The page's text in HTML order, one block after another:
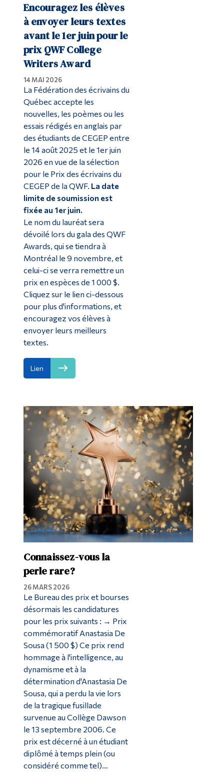
Encouragez les élèves
à envoyer leurs textes
avant le 1er juin pour le
prix QWF College
Writers Award
14 MAI 2026
La Fédération des écrivains du
Québec accepte les
nouvelles, les poèmes ou les
essais rédigés en anglais par
des étudiants de CEGEP entre
le 14 août 2025 et le 1er juin
2026 en vue de la sélection
pour le Prix des écrivains du
CEGEP de la QWF. La date
limite de soumission est
fixée au 1er juin.
Le nom du lauréat sera
dévoilé lors du gala des QWF
Awards, qui se tiendra à
Montréal le 9 novembre, et
celui-ci se verra remettre un
prix en espèces de 1 000 $.
Cliquez sur le lien ci-dessous
pour plus d'informations, et
encouragez vos élèves à
envoyer leurs meilleurs
textes.
Lien
Connaissez-vous la
perle rare?
26 MARS 2026
Le Bureau des prix et bourses
désormais les candidatures
pour les prix suivants : → Prix
commémoratif Anastasia De
Sousa (1 500 $) Ce prix rend
hommage à l'intelligence, au
dynamisme et à la
détermination d'Anastasia De
Sousa, qui a perdu la vie lors
de la tragique fusillade
survenue au Collège Dawson
le 13 septembre 2006. Ce
prix est décerné à un étudiant
diplômé à temps plein (ou
considéré comme tel)…